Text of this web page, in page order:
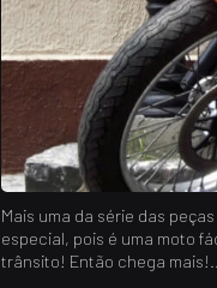
Mais uma da série das
especial, pois é uma moto
trânsito! Então chega mais!...